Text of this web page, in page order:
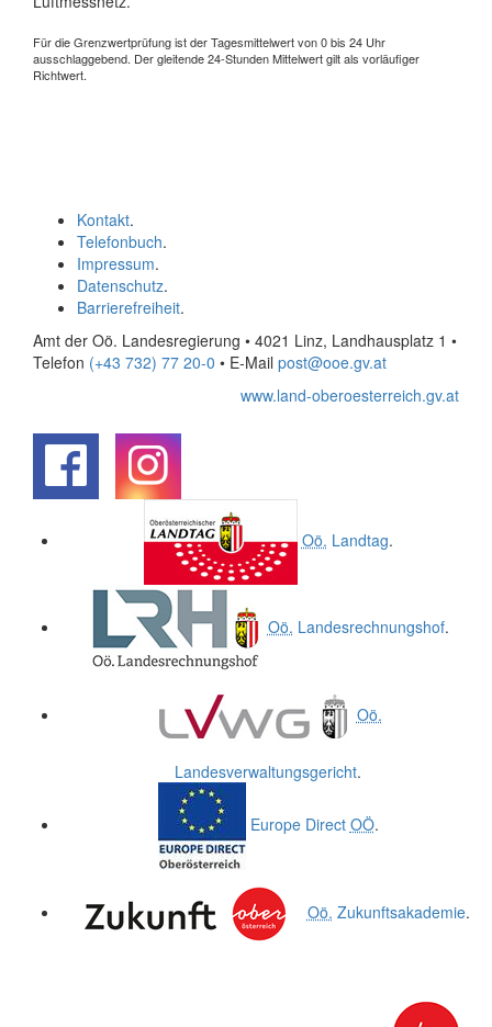
Für die Grenzwertprüfung ist der Tagesmittelwert von 0 bis 24 Uhr
ausschlaggebend. Der gleitende 24-Stunden Mittelwert gilt als vorläufiger
Richtwert.
Kontakt.
Telefonbuch.
Impressum.
Datenschutz.
Barrierefreiheit.
Amt der Oö. Landesregierung • 4021 Linz, Landhausplatz 1 •
Telefon (+43 732) 77 20-0 • E-Mail post@ooe.gv.at
www.land-oberoesterreich.gv.at
Oö. Landtag.
Oö. Landesrechnungshof.
Oö.
Landesverwaltungsgericht.
Europe Direct OÖ.
Oö. Zukunftsakademie.